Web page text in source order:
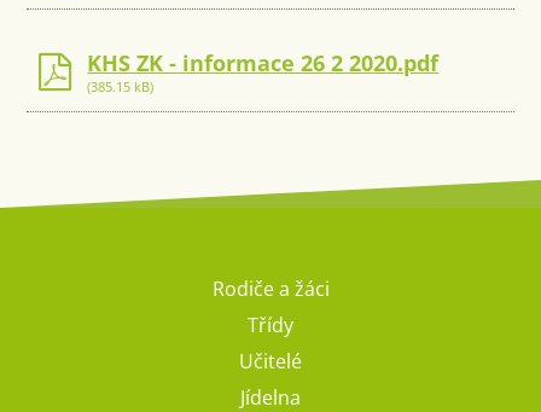
KHS ZK - informace 26 2 2020.pdf
(385.15 kB)
Rodiče a žáci
Třídy
Učitelé
Jídelna